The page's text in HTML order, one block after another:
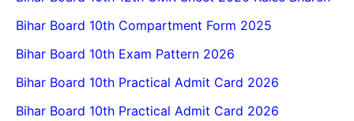
Bihar Board 10th Compartment Form 2025
Bihar Board 10th Exam Pattern 2026
Bihar Board 10th Practical Admit Card 2026
Bihar Board 10th Practical Admit Card 2026